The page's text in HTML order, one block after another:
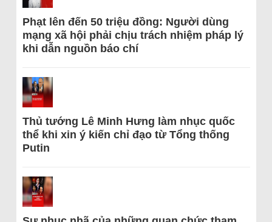
Phạt lên đến 50 triệu đồng: Người dùng
mạng xã hội phải chịu trách nhiệm pháp lý
khi dẫn nguồn báo chí
Thủ tướng Lê Minh Hưng làm nhục quốc
thể khi xin ý kiến chỉ đạo từ Tổng thống
Putin